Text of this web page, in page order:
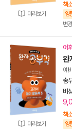
미리보기
책
양
변경
미리보기
어
완
예
송
비
책
양